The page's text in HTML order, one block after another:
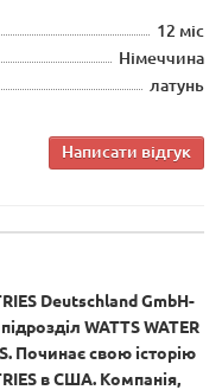
12 міс
Німеччина
латунь
Написати відгук
Deutschland GmbH-
WATTS WATER
Починає свою історію
в США. Компанія,